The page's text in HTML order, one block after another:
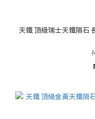
天鐵 頂級瑞士天鐵隕石